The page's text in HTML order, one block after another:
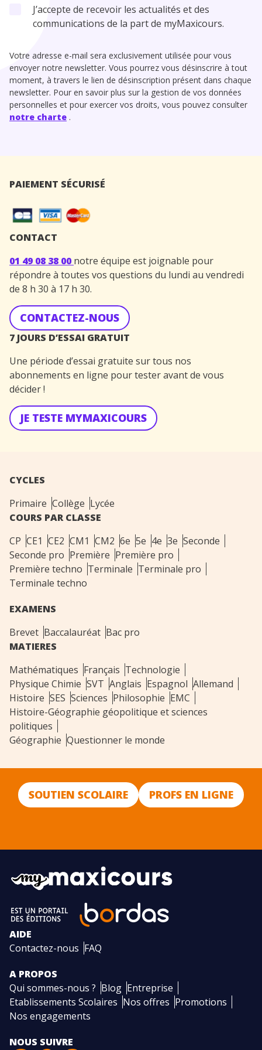
J’accepte de recevoir les actualités et des
communications de la part de myMaxicours.
Votre adresse e-mail sera exclusivement utilisée pour vous
envoyer notre newsletter. Vous pourrez vous désinscrire à tout
moment, à travers le lien de désinscription présent dans chaque
newsletter. Pour en savoir plus sur la gestion de vos données
personnelles et pour exercer vos droits, vous pouvez consulter
notre charte .
PAIEMENT SÉCURISÉ
CONTACT
01 49 08 38 00 notre équipe est joignable pour
répondre à toutes vos questions du lundi au vendredi
de 8 h 30 à 17 h 30.
CONTACTEZ-NOUS
7 JOURS D’ESSAI GRATUIT
Une période d’essai gratuite sur tous nos
abonnements en ligne pour tester avant de vous
décider !
JE TESTE MYMAXICOURS
CYCLES
Primaire Collège Lycée
COURS PAR CLASSE
CP CE1 CE2 CM1 CM2 6e 5e 4e 3e Seconde
Seconde pro Première Première pro
Première techno Terminale Terminale pro
Terminale techno
EXAMENS
Brevet Baccalauréat Bac pro
MATIERES
Mathématiques Français Technologie
Physique Chimie SVT Anglais Espagnol Allemand
Histoire SES Sciences Philosophie EMC
Histoire-Géographie géopolitique et sciences
politiques
Géographie Questionner le monde
SOUTIEN SCOLAIRE PROFS EN LIGNE
AIDE
Contactez-nous FAQ
A PROPOS
Qui sommes-nous ? Blog Entreprise
Etablissements Scolaires Nos offres Promotions
Nos engagements
NOUS SUIVRE